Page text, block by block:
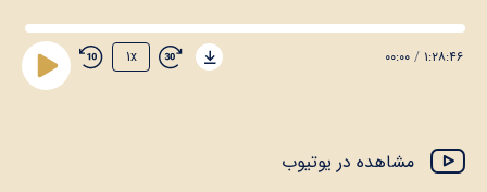
1x ۰۰:۰۰ / ۱:۲۸:۴۶
مشاهده در یوتیوب